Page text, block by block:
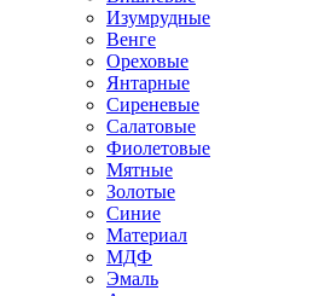
Изумрудные
Венге
Ореховые
Янтарные
Сиреневые
Салатовые
Фиолетовые
Мятные
Золотые
Синие
Материал
МДФ
Эмаль